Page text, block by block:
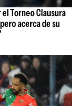
Torneo Clausura
acerca de su